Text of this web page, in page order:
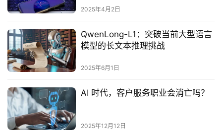
2025年4月2日
QwenLong-L1：突破当前大型语言
模型的长文本推理挑战‌
2025年6月1日
AI 时代，客户服务职业会消亡吗？
2025年12月12日